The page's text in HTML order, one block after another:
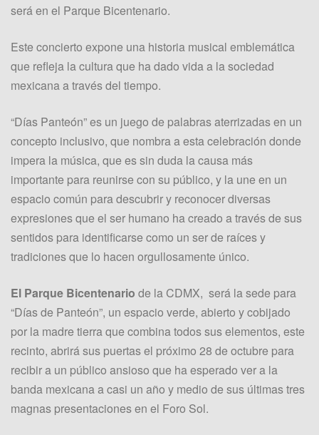
será en el Parque Bicentenario.
Este concierto expone una historia musical emblemática
que refleja la cultura que ha dado vida a la sociedad
mexicana a través del tiempo.
“Días Panteón” es un juego de palabras aterrizadas en un
concepto inclusivo, que nombra a esta celebración donde
impera la música, que es sin duda la causa más
importante para reunirse con su público, y la une en un
espacio común para descubrir y reconocer diversas
expresiones que el ser humano ha creado a través de sus
sentidos para identificarse como un ser de raíces y
tradiciones que lo hacen orgullosamente único.
El Parque Bicentenario de la CDMX, será la sede para
“Días de Panteón”, un espacio verde, abierto y cobijado
por la madre tierra que combina todos sus elementos, este
recinto, abrirá sus puertas el próximo 28 de octubre para
recibir a un público ansioso que ha esperado ver a la
banda mexicana a casi un año y medio de sus últimas tres
magnas presentaciones en el Foro Sol.